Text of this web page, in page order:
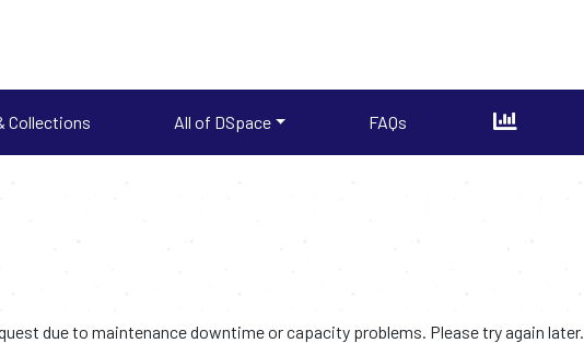
Collections All of DSpace FAQs
due to maintenance downtime or capacity problems. Please try again later.